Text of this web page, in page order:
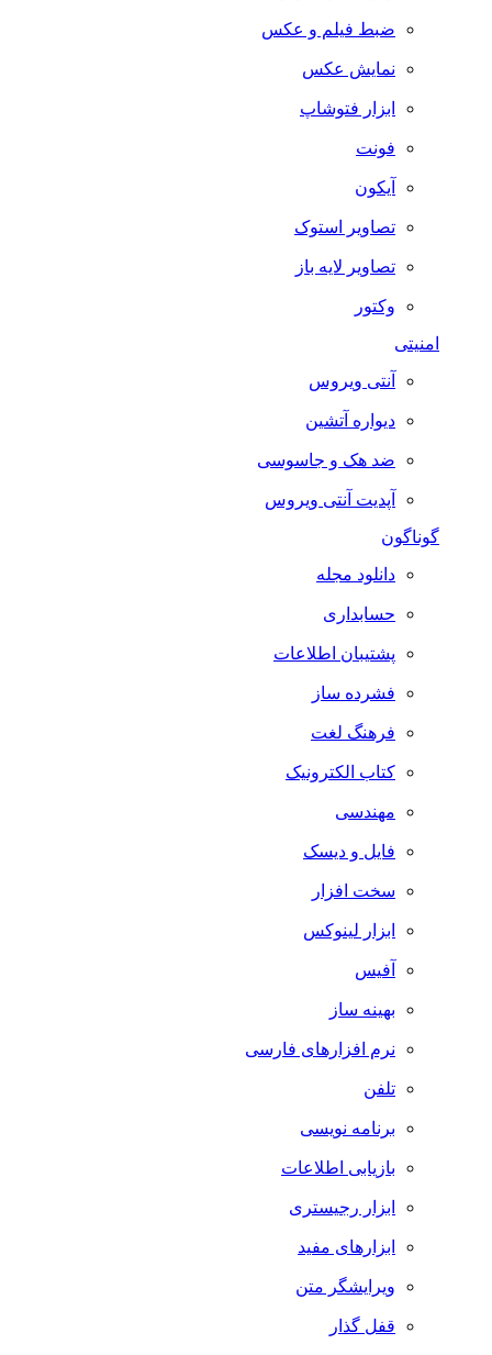
ضبط فيلم و عكس
نمایش عکس
ابزار فتوشاپ
فونت
آیکون
تصاویر استوک
تصاویر لایه باز
وکتور
امنیتی
آنتی ویروس
دیواره آتشین
ضد هک و جاسوسی
آپدیت آنتی ویروس
گوناگون
دانلود مجله
حسابداری
پشتیبان اطلاعات
فشرده ساز
فرهنگ لغت
کتاب الکترونیک
مهندسی
فایل و دیسک
سخت افزار
ابزار لینوکس
آفیس
بهینه ساز
نرم افزارهای فارسی
تلفن
برنامه نویسی
بازیابی اطلاعات
ابزار رجیستری
ابزارهای مفید
ویرایشگر متن
قفل گذار